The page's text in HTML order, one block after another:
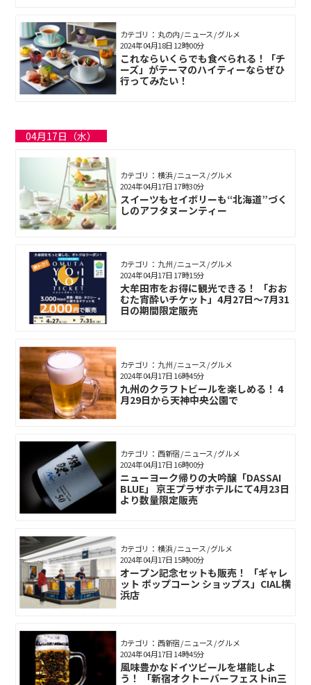
カテゴリ： 丸の内 / ニュース / グルメ
これならいくらでも食べられる！「チ
ーズ」がテーマのハイティーならぜひ
行ってみたい！
2024年04月18日 12時00分
04月17日（水）
カテゴリ： 横浜 / ニュース / グルメ
スイーツもセイボリーも“北海道”づく
しのアフタヌーンティー
2024年04月17日 17時30分
カテゴリ： 九州 / ニュース / グルメ
大牟田市をお得に観光できる！ 「おお
むた宵酔いチケット」4月27日～7月31
日の期間限定販売
2024年04月17日 17時15分
カテゴリ： 九州 / ニュース / グルメ
九州のクラフトビールを楽しめる！ 4
月29日から天神中央公園で
2024年04月17日 16時45分
カテゴリ： 西新宿 / ニュース / グルメ
ニューヨーク帰りの大吟醸「DASSAI
BLUE」 京王プラザホテルにて4月23日
より数量限定販売
2024年04月17日 16時00分
カテゴリ： 横浜 / ニュース / グルメ
オープン記念セットも販売！ 「ギャレ
ット ポップコーン ショップス」CIAL横
浜店
2024年04月17日 15時00分
カテゴリ： 西新宿 / ニュース / グルメ
風味豊かなドイツビールを堪能しよ
う！ 「新宿オクトーバーフェストin三
2024年04月17日 14時45分